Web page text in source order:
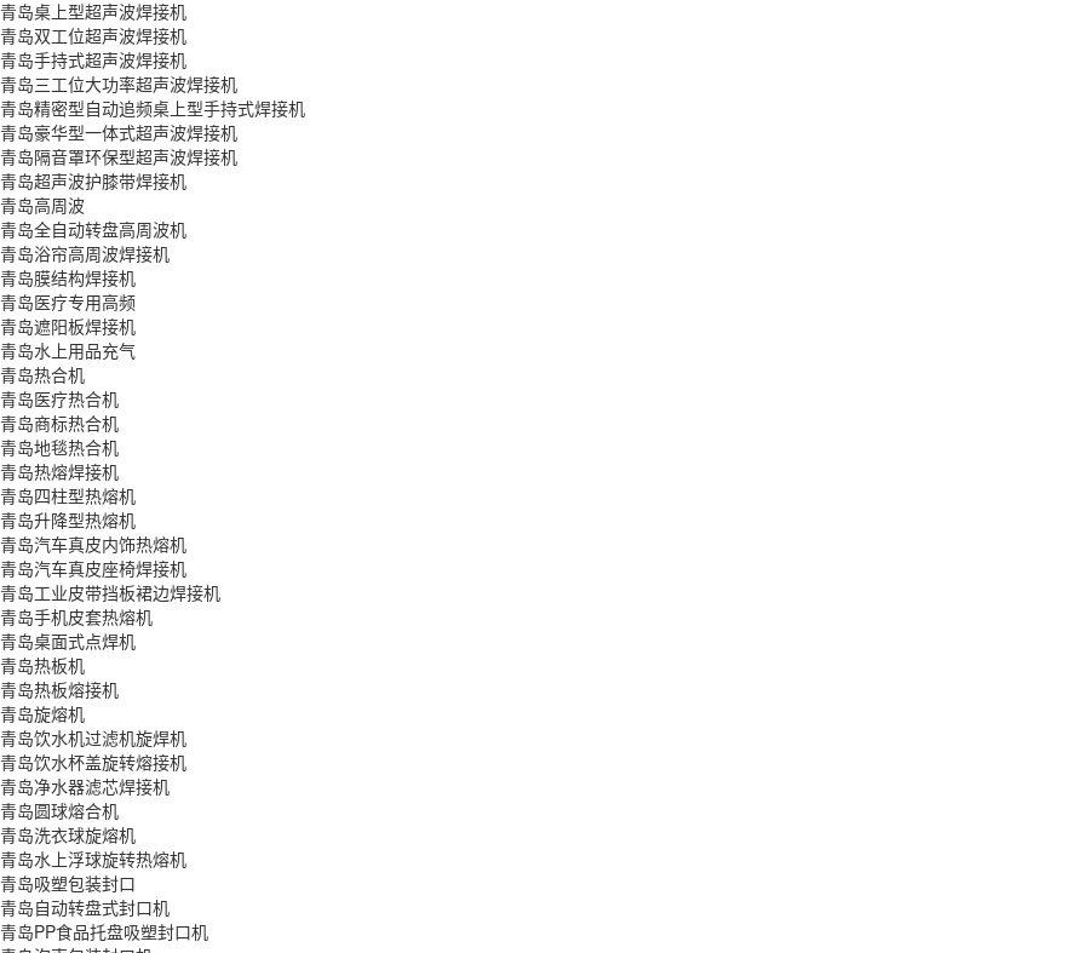
青岛桌上型超声波焊接机
青岛双工位超声波焊接机
青岛手持式超声波焊接机
青岛三工位大功率超声波焊接机
青岛精密型自动追频桌上型手持式焊接机
青岛豪华型一体式超声波焊接机
青岛隔音罩环保型超声波焊接机
青岛超声波护膝带焊接机
青岛高周波
青岛全自动转盘高周波机
青岛浴帘高周波焊接机
青岛膜结构焊接机
青岛医疗专用高频
青岛遮阳板焊接机
青岛水上用品充气
青岛热合机
青岛医疗热合机
青岛商标热合机
青岛地毯热合机
青岛热熔焊接机
青岛四柱型热熔机
青岛升降型热熔机
青岛汽车真皮内饰热熔机
青岛汽车真皮座椅焊接机
青岛工业皮带挡板裙边焊接机
青岛手机皮套热熔机
青岛桌面式点焊机
青岛热板机
青岛热板熔接机
青岛旋熔机
青岛饮水机过滤机旋焊机
青岛饮水杯盖旋转熔接机
青岛净水器滤芯焊接机
青岛圆球熔合机
青岛洗衣球旋熔机
青岛水上浮球旋转热熔机
青岛吸塑包装封口
青岛自动转盘式封口机
青岛PP食品托盘吸塑封口机